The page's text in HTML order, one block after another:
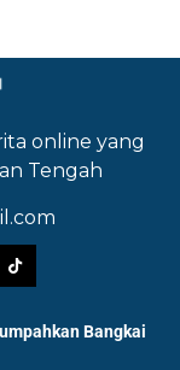
online yang
Tengah
Bangkai